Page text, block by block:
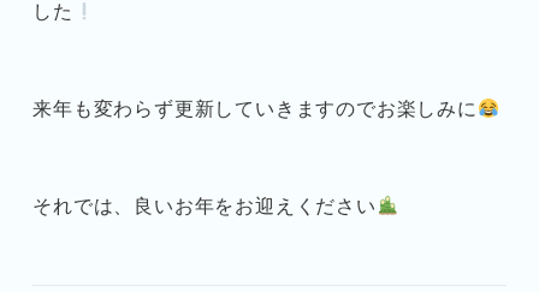
した
来年も変わらず更新していきますのでお楽しみに
それでは、良いお年をお迎えください